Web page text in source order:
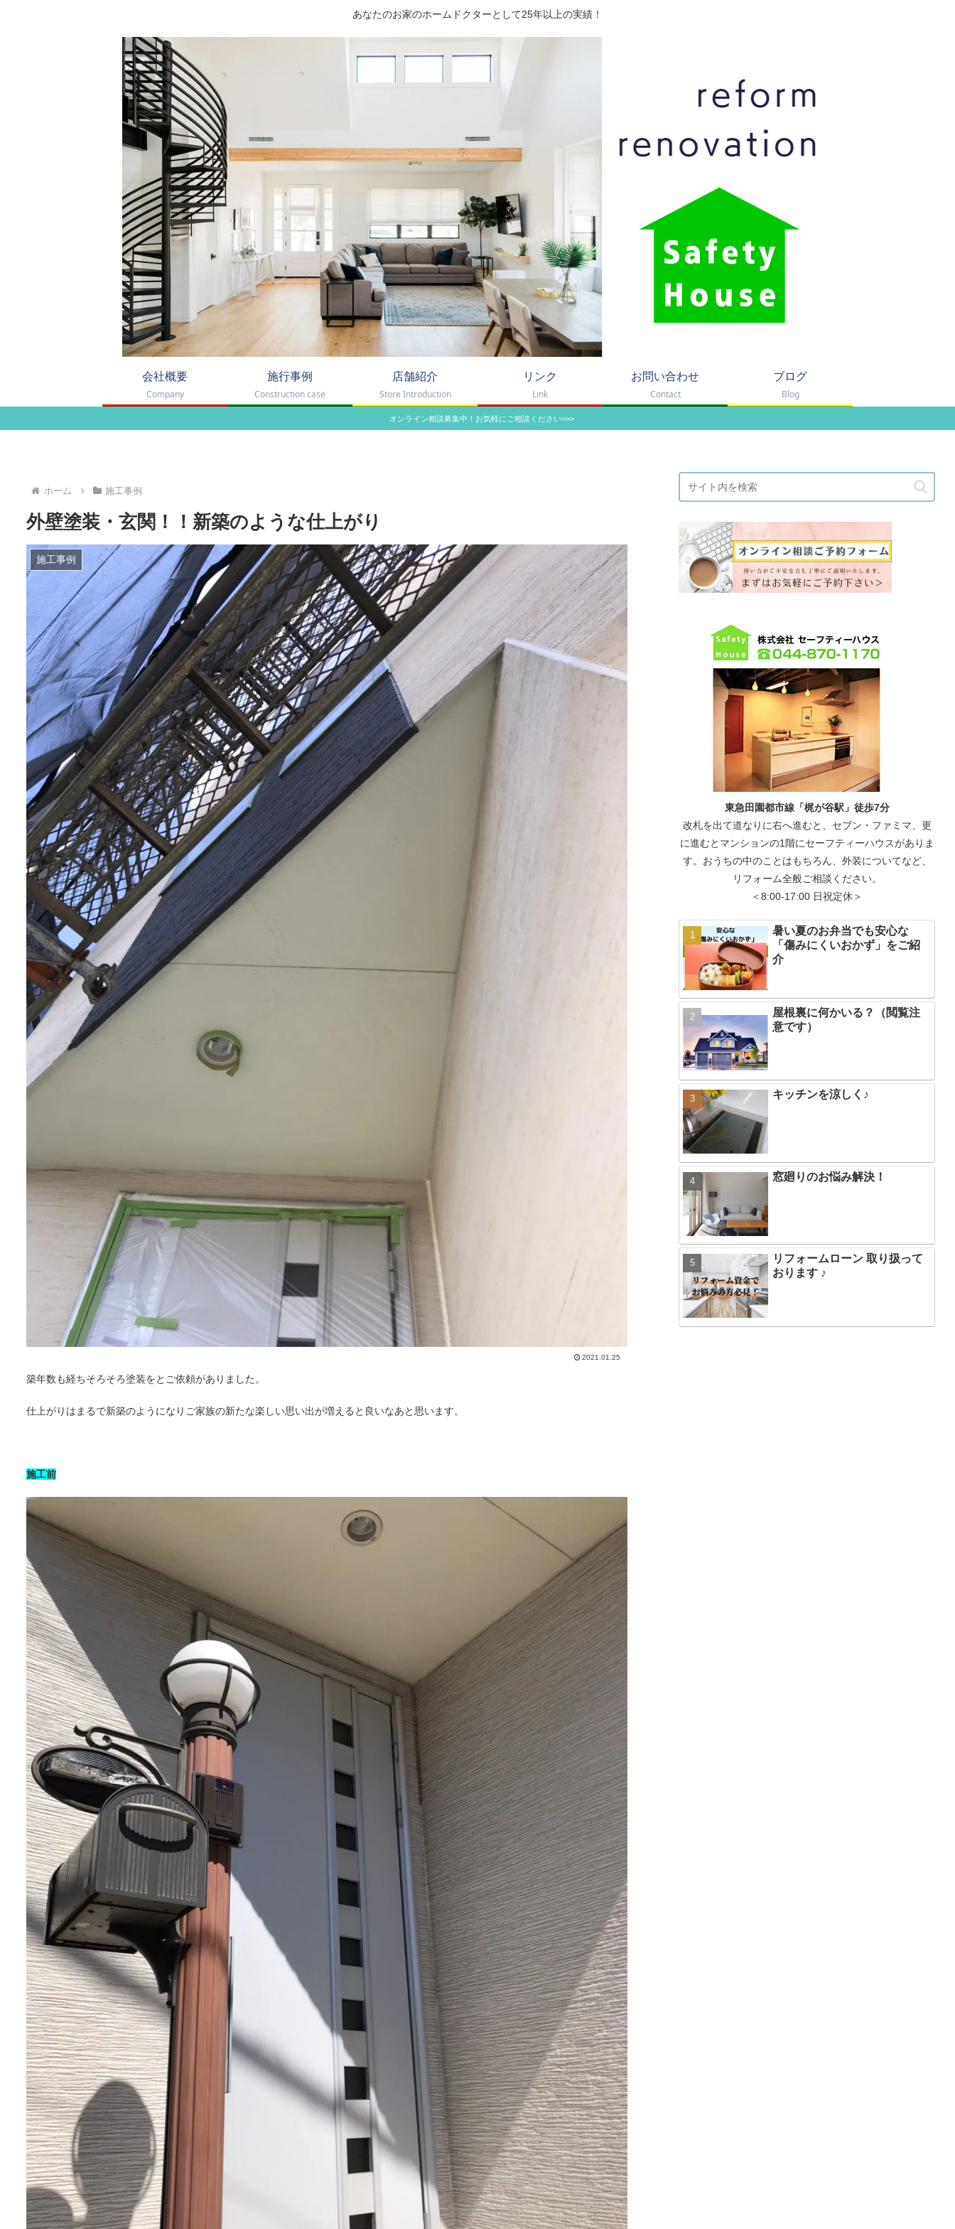
あなたのお家のホームドクターとして25年以上の実績！
会社概要
Company
施行事例
Construction case
店舗紹介
Store Introduction
リンク
Link
お問い合わせ
Contact
ブログ
Blog
オンライン相談募集中！お気軽にご相談ください>>>
ホーム 施工事例
外壁塗装・玄関！！新築のような仕上がり
施工事例
2021.01.25
築年数も経ちそろそろ塗装をとご依頼がありました。
仕上がりはまるで新築のようになりご家族の新たな楽しい思い出が増えると良いなあと思います。
施工前
東急田園都市線「梶が谷駅」徒歩7分
改札を出て道なりに右へ進むと、セブン・ファミマ、更
に進むとマンションの1階にセーフティーハウスがありま
す。おうちの中のことはもちろん、外装についてなど、
リフォーム全般ご相談ください。
＜8:00-17:00 日祝定休＞
暑い夏のお弁当でも安心な
「傷みにくいおかず」をご紹
介
屋根裏に何かいる？（閲覧注
意です）
キッチンを涼しく♪
窓廻りのお悩み解決！
リフォームローン 取り扱って
おります ♪